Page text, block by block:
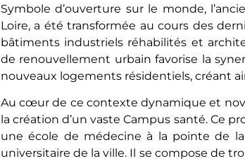
Symbole d’ouverture sur le monde,
Loire, a été transformée au cours des
bâtiments industriels réhabilités et
de renouvellement urbain favorise la
nouveaux logements résidentiels, créant
Au cœur de ce contexte dynamique et
la création d’un vaste Campus santé. Ce
une école de médecine à la pointe de
universitaire de la ville. Il se compose de